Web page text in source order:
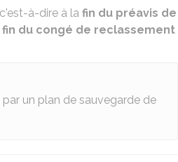
à-dire à la fin du préavis de
fin du congé de reclassement
un plan de sauvegarde de